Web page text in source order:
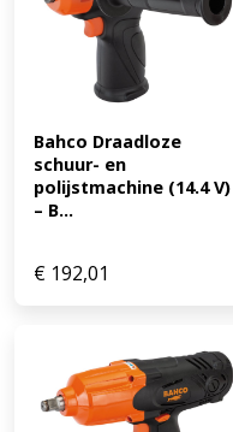
Bahco Draadloze
schuur- en
polijstmachine (14.4 V)
– B...
€ 192,01